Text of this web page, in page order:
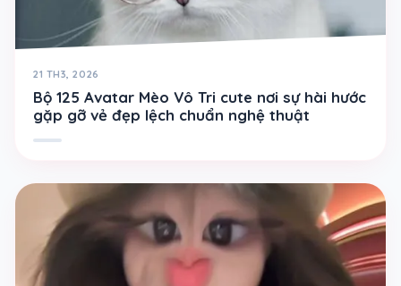
21 TH3, 2026
Bộ 125 Avatar Mèo Vô Tri cute nơi sự hài hước
gặp gỡ vẻ đẹp lệch chuẩn nghệ thuật